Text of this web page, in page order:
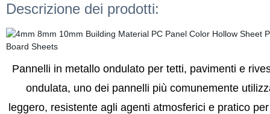
Descrizione dei prodotti:
Pannelli in metallo ondulato per tetti, pavimenti e
ondulata, uno dei pannelli più comunemente
leggero, resistente agli agenti atmosferici e pratico